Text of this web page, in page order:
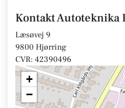
Kontakt Autoteknika
Læsøvej 9
9800 Hjørring
CVR: 42390496
+
−